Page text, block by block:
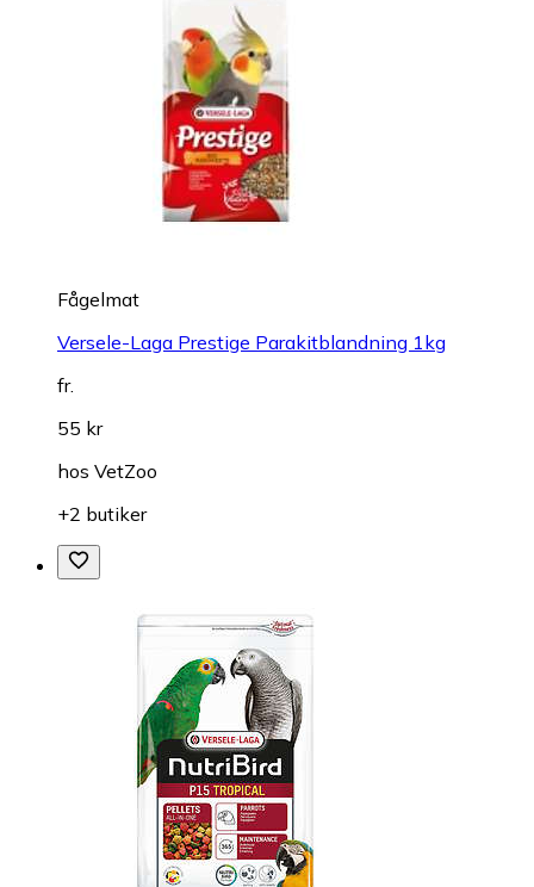
Fågelmat
Versele-Laga Prestige Parakitblandning 1kg
fr.
55 kr
hos VetZoo
+2 butiker